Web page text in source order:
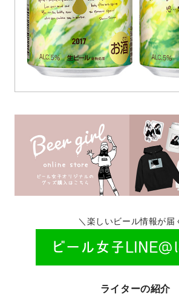
＼楽しいビール情報が届
ライターの紹介